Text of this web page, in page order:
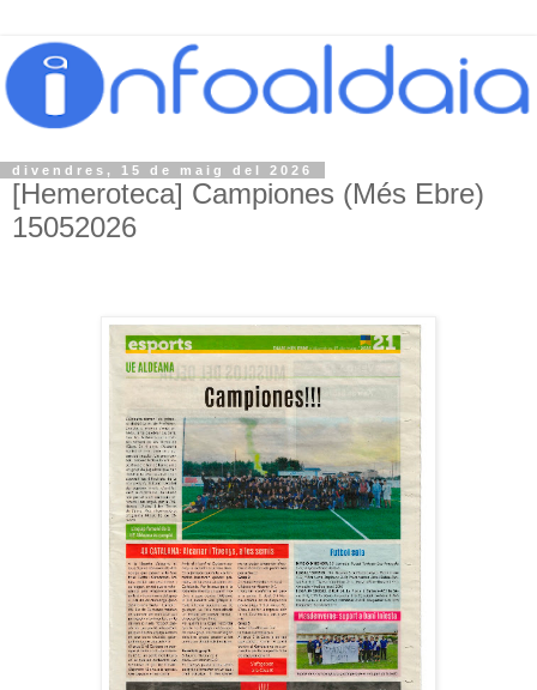
divendres, 15 de maig del 2026
[Hemeroteca] Campiones (Més Ebre)
15052026